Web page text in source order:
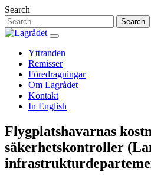
Hoppa
till
innehåll
Search
Yttranden
Remisser
Föredragningar
Om Lagrådet
Kontakt
In English
Flygplatshavarnas
säkerhetskontroller